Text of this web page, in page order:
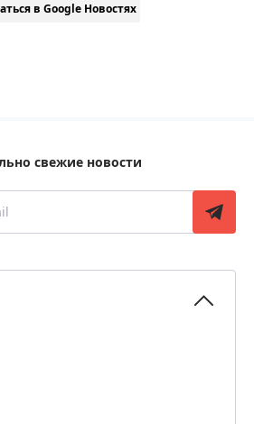
в Google Новостях
свежие новости